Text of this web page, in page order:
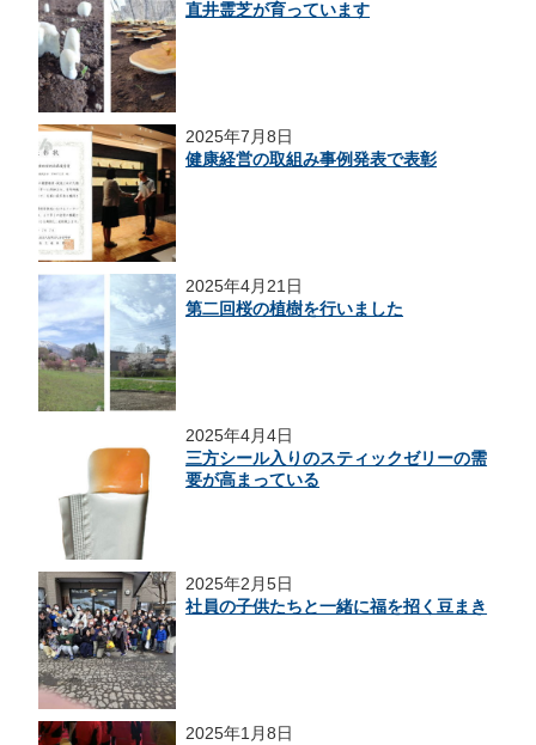
直井霊芝が育っています
2025年7月8日
健康経営の取組み事例発表で表彰
2025年4月21日
第二回桜の植樹を行いました
2025年4月4日
三方シール入りのスティックゼリーの需
要が高まっている
2025年2月5日
社員の子供たちと一緒に福を招く豆まき
2025年1月8日